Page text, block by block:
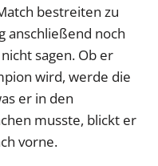
bestreiten zu
anschließend noch
sagen. Ob er
wird, werde die
er in den
musste, blickt er
vorne.